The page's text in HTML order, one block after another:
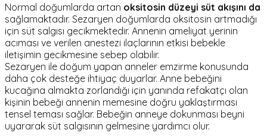
Normal doğumlarda artan oksitosin düzeyi süt akışını da
sağlamaktadır. Sezaryen doğumlarda oksitosin artmadığı
için süt salgısı gecikmektedir. Annenin ameliyat yerinin
acıması ve verilen anestezi ilaçlarının etkisi bebekle
iletişimin gecikmesine sebep olabilir.
Sezaryen ile doğum yapan anneler emzirme konusunda
daha çok desteğe ihtiyaç duyarlar. Anne bebeğini
kucağına almakta zorlandığı için yanında refakatçı olan
kişinin bebeği annenin memesine doğru yaklaştırması
tensel teması sağlar. Bebeğin anneye dokunması beyni
uyararak süt salgısının gelmesine yardımcı olur.